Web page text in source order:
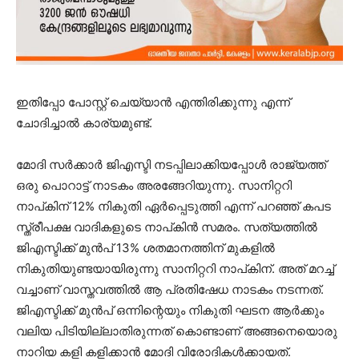
ഇതിപ്പോ പോസ്റ്റ് ചെയ്യാൻ എന്തിരിക്കുന്നു എന്ന്
ചോദിച്ചാൽ കാര്യമുണ്ട്.
മോദി സർക്കാർ ജിഎസ്ടി നടപ്പിലാക്കിയപ്പോൾ രാജ്യത്ത്
ഒരു പൊറാട്ട് നാടകം അരങ്ങേറിയുന്നു. സാനിറ്ററി
നാപ്കിന് 12% നികുതി ഏർപ്പെടുത്തി എന്ന് പറഞ്ഞ് കപട
സ്ത്രീപക്ഷ വാദികളുടെ നാപ്കിൻ സമരം. സത്യത്തിൽ
ജിഎസ്ടിക്ക് മുൻപ് 13% ശതമാനത്തിന് മുകളിൽ
നികുതിയുണ്ടയായിരുന്നു സാനിറ്ററി നാപ്കിന്. അത് മറച്ച്
വച്ചാണ് വാസ്തവത്തിൽ ആ പ്രതിഷേധ നാടകം നടന്നത്.
ജിഎസ്ടിക്ക് മുൻപ് ഒന്നിന്റെയും നികുതി ഘടന ആർക്കും
വലിയ പിടിയില്ലാതിരുന്നത് കൊണ്ടാണ് അങ്ങനെയൊരു
നാറിയ കളി കളിക്കാൻ മോദി വിരോദികൾക്കായത്.